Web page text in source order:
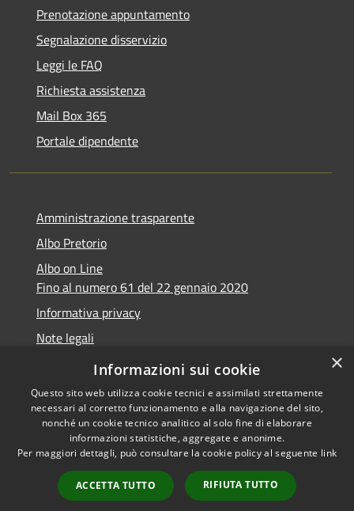
Prenotazione appuntamento
Segnalazione disservizio
Leggi le FAQ
Richiesta assistenza
Mail Box 365
Portale dipendente
Amministrazione trasparente
Albo Pretorio
Albo on Line
Fino al numero 61 del 22 gennaio 2020
Informativa privacy
Note legali
Dichiarazione di accessibilità
Accessibilità
Copyright © 2026 • Comune di
Marsciano • Powered by
Municipium•
Accesso
redazione
×
Informazioni sui cookie
Questo sito web utilizza cookie tecnici e assimilati strettamente
necessari al corretto funzionamento e alla navigazione del sito,
nonché un cookie tecnico analitico al solo fine di elaborare
informazioni statistiche, aggregate e anonime.
Per maggiori dettagli, può consultare la cookie policy al seguente link
ACCETTA TUTTO RIFIUTA TUTTO